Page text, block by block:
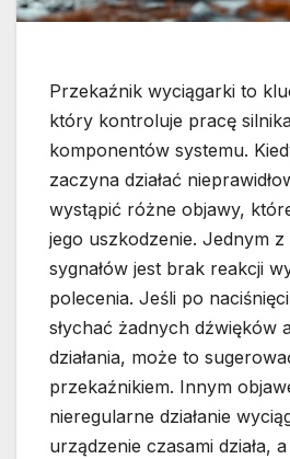
Przekaźnik wyciągarki to
który kontroluje pracę
komponentów systemu.
zaczyna działać
wystąpić różne objawy,
jego uszkodzenie. Jednym
sygnałów jest brak reakcji
polecenia. Jeśli po
słychać żadnych dźwięków
działania, może to
przekaźnikiem. Innym
nieregularne działanie
urządzenie czasami działa,